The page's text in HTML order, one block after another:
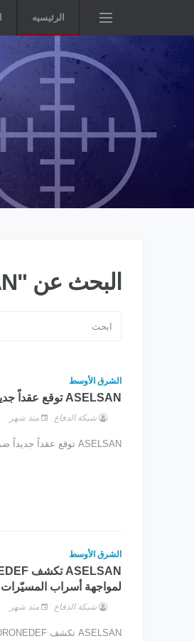
الرئيسيه
البحث عن "ASELSAN"
الشرق الأوسط
ASELSAN توقع عقداً جديداً ضمن مشروع "القبة الفولاذية" التركي
شبكة الدفاع منذ شهر
ASELSAN توقع عقداً جديداً ضمن مشروع "القبة الفولاذية" التركي
الشرق الأوسط
لمواجهة أسراب المسيّرات
شبكة الدفاع منذ شهر